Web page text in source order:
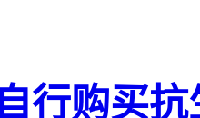
行购买